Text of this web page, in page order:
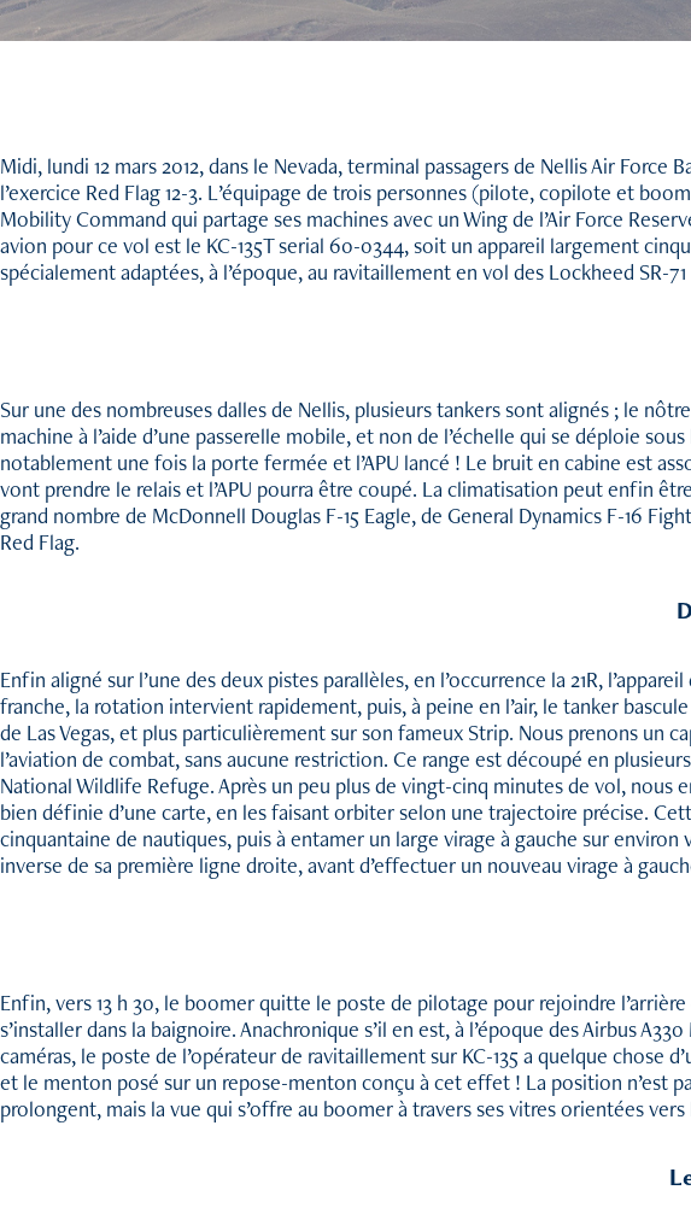
Midi, lundi 12 mars 2012, dans le Nevada, terminal passagers de Nellis Air
l’exercice Red Flag 12-3. L’équipage de trois personnes (pilote, copilote et
Mobility Command qui partage ses machines avec un Wing de l’Air Force
avion pour ce vol est le KC-135T serial 60-0344, soit un appareil largement
spécialement adaptées, à l’époque, au ravitaillement en vol des Lockheed SR-
Sur une des nombreuses dalles de Nellis, plusieurs tankers sont alignés ; le
machine à l’aide d’une passerelle mobile, et non de l’échelle qui se déploie
notablement une fois la porte fermée et l’APU lancé ! Le bruit en cabine est
vont prendre le relais et l’APU pourra être coupé. La climatisation peut enfin
grand nombre de McDonnell Douglas F-15 Eagle, de General Dynamics F-16
Red Flag.
Enfin aligné sur l’une des deux pistes parallèles, en l’occurrence la 21R,
franche, la rotation intervient rapidement, puis, à peine en l’air, le tanker
de Las Vegas, et plus particulièrement sur son fameux Strip. Nous prenons un
l’aviation de combat, sans aucune restriction. Ce range est découpé en
National Wildlife Refuge. Après un peu plus de vingt-cinq minutes de vol,
bien définie d’une carte, en les faisant orbiter selon une trajectoire précise.
cinquantaine de nautiques, puis à entamer un large virage à gauche sur
inverse de sa première ligne droite, avant d’effectuer un nouveau virage à
Enfin, vers 13 h 30, le boomer quitte le poste de pilotage pour rejoindre
s’installer dans la baignoire. Anachronique s’il en est, à l’époque des Airbus
caméras, le poste de l’opérateur de ravitaillement sur KC-135 a quelque
et le menton posé sur un repose-menton conçu à cet effet ! La position n’est
prolongent, mais la vue qui s’offre au boomer à travers ses vitres orientées